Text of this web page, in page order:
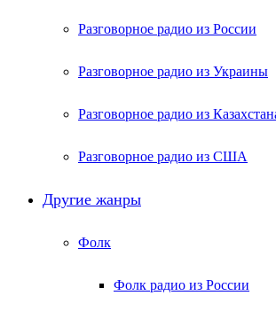
Разговорное радио из России
Разговорное радио из Украины
Разговорное радио из
Разговорное радио из США
Другие жанры
Фолк
Фолк радио из России